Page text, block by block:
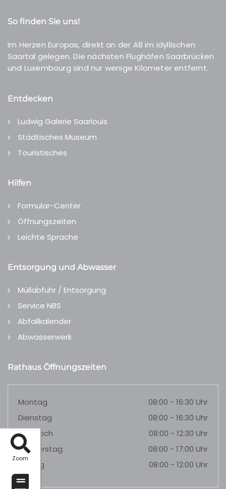
Zoom
So finden Sie uns!
Im Herzen Europas, direkt an der A8 im idyllischen
Saartal gelegen. Die nächsten Flughäfen Saarbrücken
und Luxembourg sind nur wenige Kilometer entfernt.
Entdecken
Ludwig Galerie Saarlouis
Städtisches Museum
Touristisches
Hilfen
Formular-Center
Öffnungszeiten
Leichte Sprache
Entsorgung und Abwasser
Müllabfuhr / Entsorgung
Service NBS
Abfallkalender
Abwasserwerk
Rathaus Öffnungszeiten
Montag
08:00 - 16:30 Uhr
Dienstag
08:00 - 16:30 Uhr
Mittwoch
08:00 - 12:30 Uhr
Donnerstag
08:00 - 17:00 Uhr
Freitag
08:00 - 12:00 Uhr